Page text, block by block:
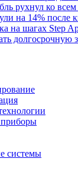
рухнул ко
на 14% после
на шагах Step
долгосрочную
системы